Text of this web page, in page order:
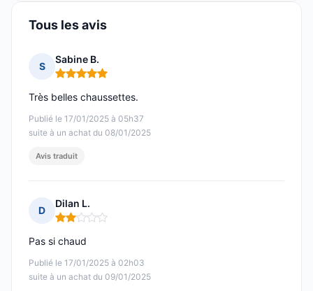
Tous les avis
S
Sabine B.
Note : 5 sur 5
Publié le 17/01/2025 à 05h37
suite à un achat du 08/01/2025
Très belles chaussettes.
Avis traduit
D
Dilan L.
Note : 2 sur 5
Publié le 17/01/2025 à 02h03
suite à un achat du 09/01/2025
Pas si chaud